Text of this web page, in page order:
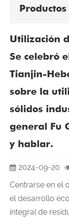
Productos
Utilización
Se celebró
Tianjin-
sobre la
sólidos
general Fu
y hablar.
2024-09-20
Centrarse en el
el desarrollo
integral de